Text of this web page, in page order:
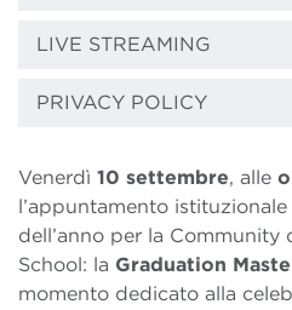
LIVE STREAMING
PRIVACY POLICY
Venerdì 10 settembre, alle
l’appuntamento
dell’anno per la Community
School: la Graduation
momento dedicato alla